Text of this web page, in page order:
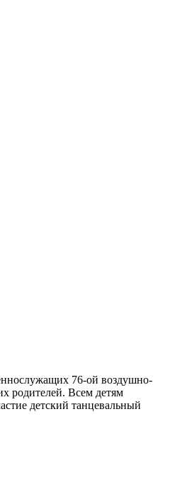
76-ой воздушно-
родителей. Всем детям
детский танцевальный